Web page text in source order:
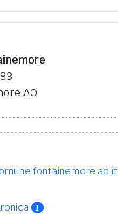
AO
1